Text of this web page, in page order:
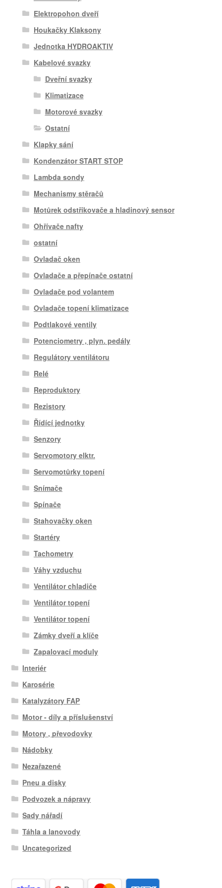
Elektropohon dveří
Houkačky Klaksony
Jednotka HYDROAKTIV
Kabelové svazky
Dveřní svazky
Klimatizace
Motorové svazky
Ostatní
Klapky sání
Kondenzátor START STOP
Lambda sondy
Mechanismy stěračů
Motůrek odstřikovače a hladinový sensor
Ohřívače nafty
ostatní
Ovladač oken
Ovladače a přepínače ostatní
Ovladače pod volantem
Ovladače topení klimatizace
Podtlakové ventily
Potenciometry , plyn. pedály
Regulátory ventilátoru
Relé
Reproduktory
Rezistory
Řídící jednotky
Senzory
Servomotory elktr.
Servomotůrky topení
Snímače
Spínače
Stahovačky oken
Startéry
Tachometry
Váhy vzduchu
Ventilátor chladiče
Ventilátor topení
Ventilátor topení
Zámky dveří a klíče
Zapalovací moduly
Interiér
Karosérie
Katalyzátory FAP
Motor - díly a příslušenství
Motory , převodovky
Nádobky
Nezařazené
Pneu a disky
Podvozek a nápravy
Sady nářadí
Táhla a lanovody
Uncategorized